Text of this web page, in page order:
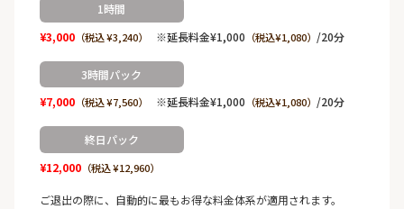
1時間
¥3,000（税込 ¥3,240） ※延長料金¥1,000 （税込¥1,080） /20分
3時間パック
¥7,000（税込 ¥7,560） ※延長料金¥1,000 （税込¥1,080） /20分
終日パック
¥12,000（税込 ¥12,960）
ご退出の際に、自動的に最もお得な料金体系が適用されます。